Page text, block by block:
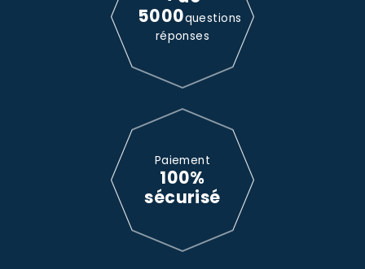
5000questions
réponses
Paiement
100%
sécurisé